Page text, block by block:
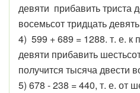
девяти прибавить триста
восемьсот тридцать
4) 599 + 689 = 1288. т. е. к
девяти прибавить
получится тысяча двести
5) 678 - 238 = 440, т. е. от